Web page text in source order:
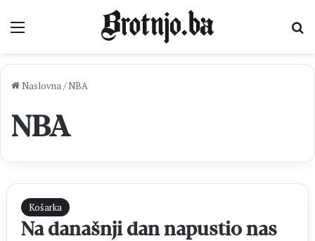
Naslovna/ NBA
NBA
Košarka
Na današnji dan napustio nas